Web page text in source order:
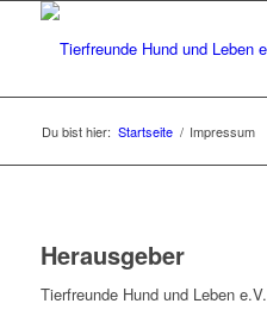
Du bist hier: Startseite / Impressum
Herausgeber
Tierfreunde Hund und Leben e.V.